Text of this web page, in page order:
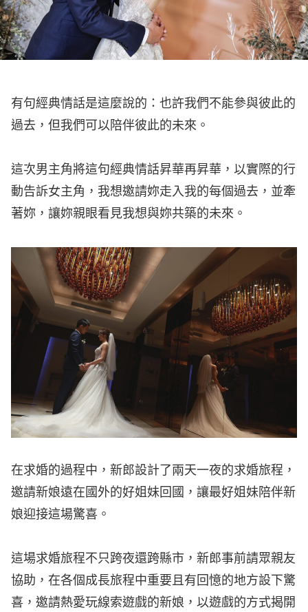
有句經典情話是這麼說的：也許我們不能參與彼此的
過去，但我們可以陪伴彼此的未來。
這次男主角將這句經典情話昇華再昇華，以實際的行
動告訴女主角，我想邀請妳走入我的每個過去，並牽
著妳，讓妳親眼看見我想與妳共築的未來。
在求婚的過程中，新郎設計了兩天一夜的求婚旅程，
邀請新娘遠在國外的好姐妹回國，讓最好姐妹陪伴新
娘迎接這場驚喜。
這場求婚旅程不只跨夜還跨縣市，新郎事前請眾親友
協助，在各個成長旅程中重要且有回憶的地方設下驚
喜，邀請熱愛玩線索遊戲的新娘，以遊戲的方式揭開